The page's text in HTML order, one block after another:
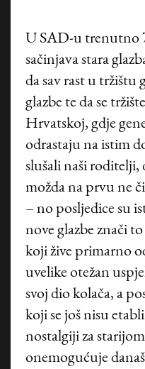
U SAD-u trenutno
sačinjava stara
da sav rast u tržištu
glazbe te da se
Hrvatskoj, gdje
odrastaju na istim
slušali naši roditelji,
možda na prvu ne
– no posljedice su
nove glazbe znači
koji žive primarno
uvelike otežan
svoj dio kolača, a
koji se još nisu
nostalgiji za
onemogućuje